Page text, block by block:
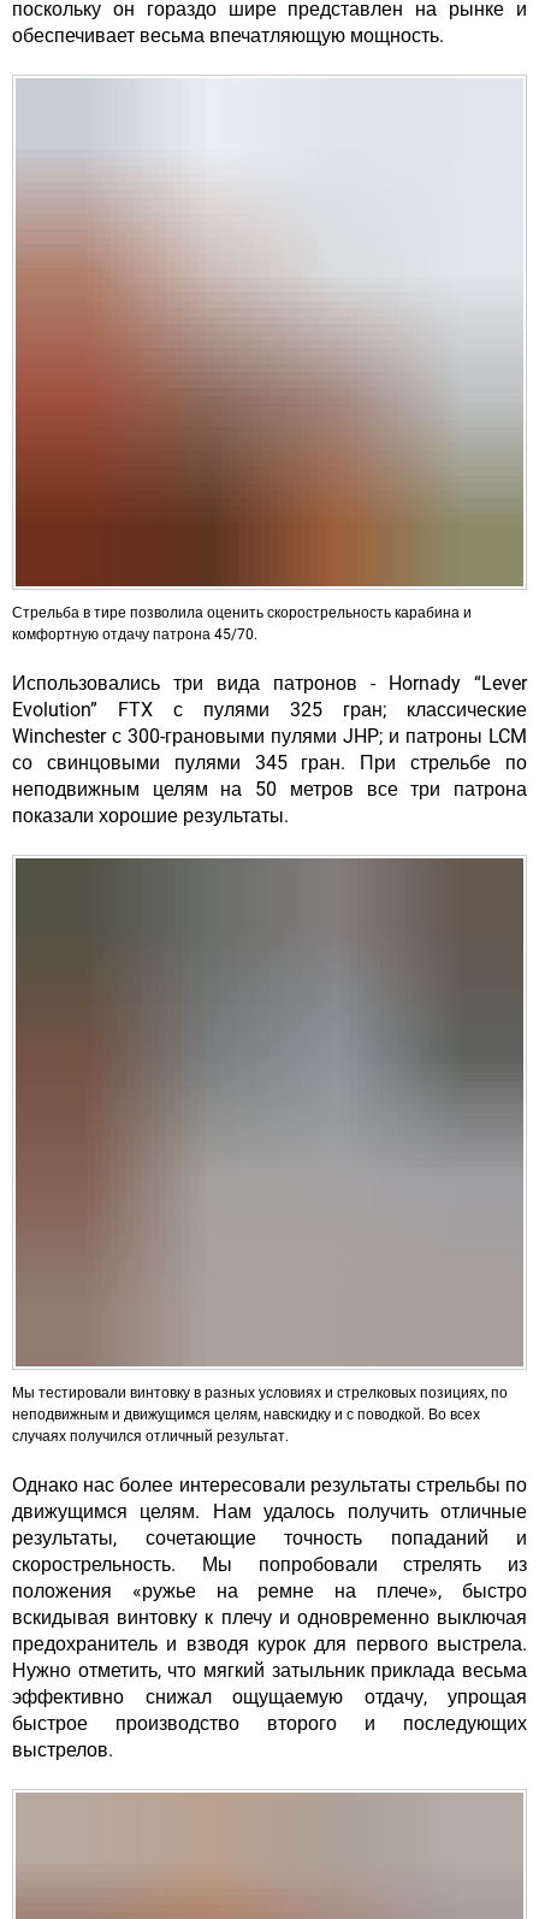
поскольку он гораздо шире представлен на рынке и
обеспечивает весьма впечатляющую мощность.
Стрельба в тире позволила оценить скорострельность карабина и
комфортную отдачу патрона 45/70.
Использовались три вида патронов - Hornady “Lever
Evolution” FTX с пулями 325 гран; классические
Winchester с 300-грановыми пулями JHP; и патроны LCM
со свинцовыми пулями 345 гран. При стрельбе по
неподвижным целям на 50 метров все три патрона
показали хорошие результаты.
Мы тестировали винтовку в разных условиях и стрелковых позициях, по
неподвижным и движущимся целям, навскидку и с поводкой. Во всех
случаях получился отличный результат.
Однако нас более интересовали результаты стрельбы по
движущимся целям. Нам удалось получить отличные
результаты, сочетающие точность попаданий и
скорострельность. Мы попробовали стрелять из
положения «ружье на ремне на плече», быстро
вскидывая винтовку к плечу и одновременно выключая
предохранитель и взводя курок для первого выстрела.
Нужно отметить, что мягкий затыльник приклада весьма
эффективно снижал ощущаемую отдачу, упрощая
быстрое производство второго и последующих
выстрелов.